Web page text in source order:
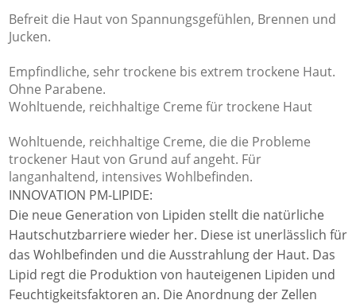
Befreit die Haut von Spannungsgefühlen, Brennen und
Jucken.
Empfindliche, sehr trockene bis extrem trockene Haut.
Ohne Parabene.
Wohltuende, reichhaltige Creme für trockene Haut
Wohltuende, reichhaltige Creme, die die Probleme
trockener Haut von Grund auf angeht. Für
langanhaltend, intensives Wohlbefinden.
INNOVATION PM-LIPIDE:
Die neue Generation von Lipiden stellt die natürliche
Hautschutzbarriere wieder her. Diese ist unerlässlich für
das Wohlbefinden und die Ausstrahlung der Haut. Das
Lipid regt die Produktion von hauteigenen Lipiden und
Feuchtigkeitsfaktoren an. Die Anordnung der Zellen